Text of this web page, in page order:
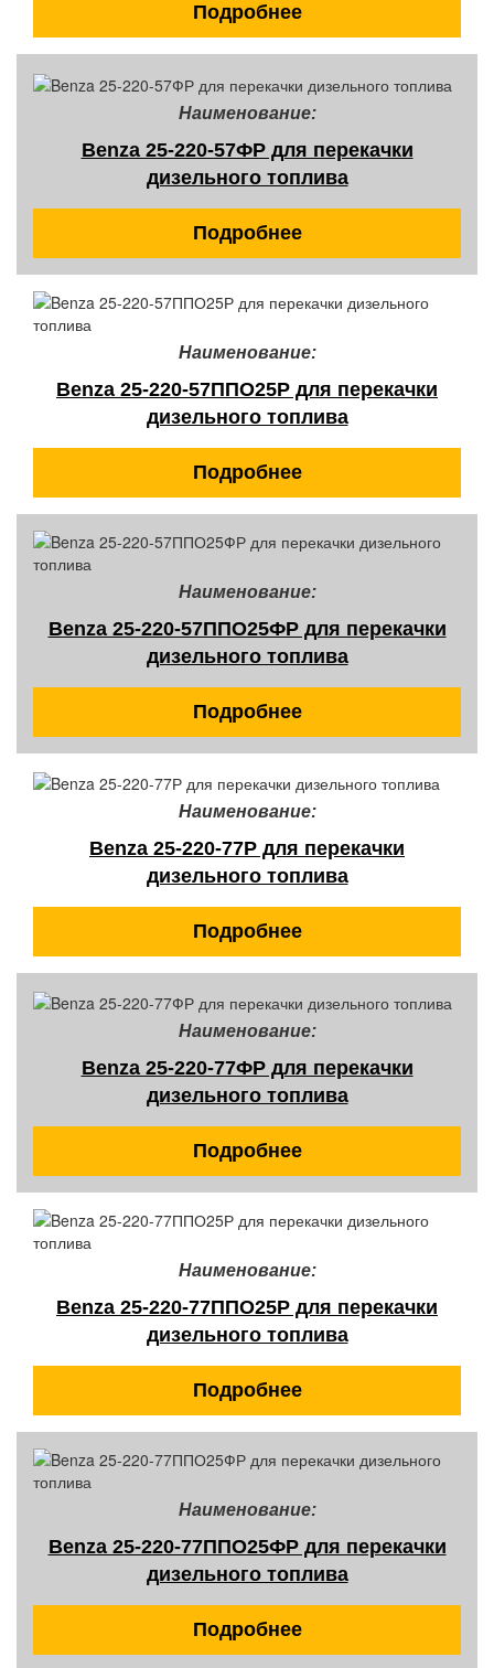
Подробнее
Наименование:
Benza 25-220-57ФР для перекачки
дизельного топлива
Подробнее
Наименование:
Benza 25-220-57ППО25Р для перекачки
дизельного топлива
Подробнее
Наименование:
Benza 25-220-57ППО25ФР для перекачки
дизельного топлива
Подробнее
Наименование:
Benza 25-220-77Р для перекачки
дизельного топлива
Подробнее
Наименование:
Benza 25-220-77ФР для перекачки
дизельного топлива
Подробнее
Наименование:
Benza 25-220-77ППО25Р для перекачки
дизельного топлива
Подробнее
Наименование:
Benza 25-220-77ППО25ФР для перекачки
дизельного топлива
Подробнее